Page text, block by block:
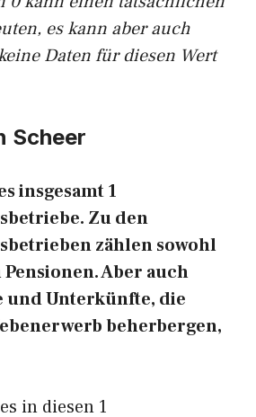
es kann aber auch
Daten für diesen Wert
Scheer
insgesamt 1
Zu den
zählen sowohl
Aber auch
und Unterkünfte, die
beherbergen,
in diesen 1